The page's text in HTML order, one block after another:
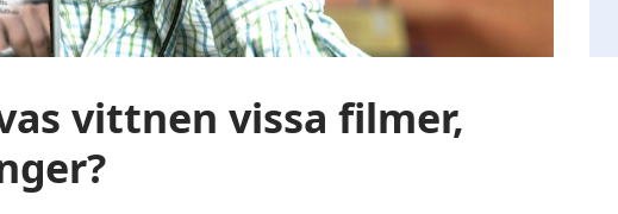
vittnen vissa filmer,